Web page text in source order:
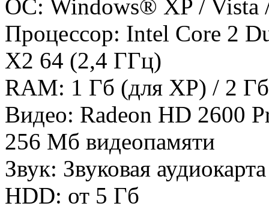
ОС: Windows® XP / Vista
Процессор: Intel Core 2
X2 64 (2,4 ГГц)
RAM: 1 Гб (для XP) / 2
Видео: Radeon HD 2600
256 Мб видеопамяти
Звук: Звуковая
HDD: от 5 Гб